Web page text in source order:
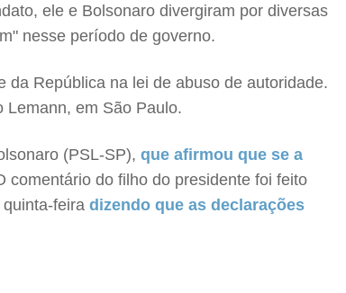
ele e Bolsonaro divergiram por diversas
nesse período de governo.
República na lei de abuso de autoridade.
Lemann, em São Paulo.
(PSL-SP), que afirmou que se a
comentário do filho do presidente foi feito
feira dizendo que as declarações